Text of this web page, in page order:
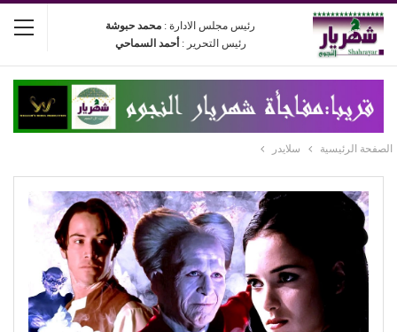
رئيس مجلس الادارة : محمد حبوشة
رئيس التحرير : أحمد السماحي
الصفحة الرئيسية سلايدر